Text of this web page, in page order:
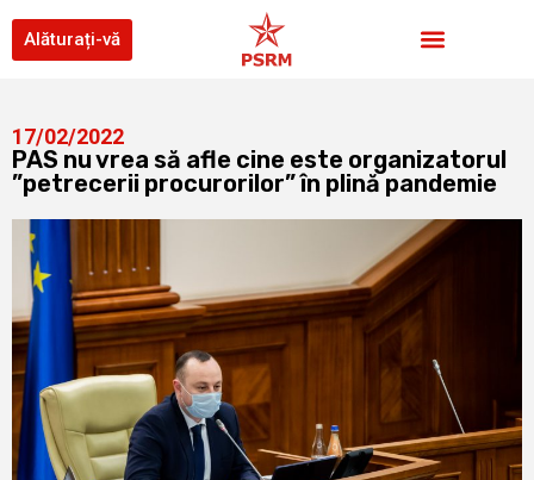
Alăturați-vă
17/02/2022
PAS nu vrea să afle cine este organizatorul
”petrecerii procurorilor” în plină pandemie